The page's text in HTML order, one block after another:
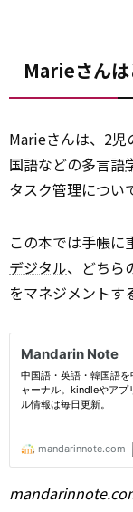
Marieさんは
Marieさんは、2児
国語などの多言語
タスク管理につい
この本では手帳に
デジタル、どちら
をマネジメントす